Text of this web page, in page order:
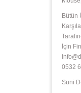
Bütün
İçin
0532
Suni